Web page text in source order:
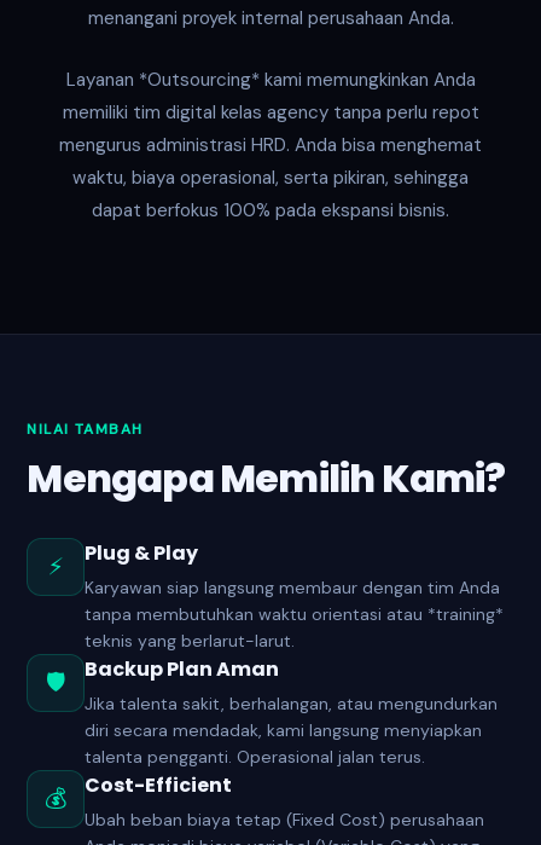
menangani proyek internal perusahaan Anda.
Layanan *Outsourcing* kami memungkinkan Anda
memiliki tim digital kelas agency tanpa perlu repot
mengurus administrasi HRD. Anda bisa menghemat
waktu, biaya operasional, serta pikiran, sehingga
dapat berfokus 100% pada ekspansi bisnis.
NILAI TAMBAH
Mengapa Memilih Kami?
⚡ Plug & Play
Karyawan siap langsung membaur dengan tim Anda
tanpa membutuhkan waktu orientasi atau *training*
teknis yang berlarut-larut.
🛡️ Backup Plan Aman
Jika talenta sakit, berhalangan, atau mengundurkan
diri secara mendadak, kami langsung menyiapkan
talenta pengganti. Operasional jalan terus.
💰 Cost-Efficient
Ubah beban biaya tetap (Fixed Cost) perusahaan